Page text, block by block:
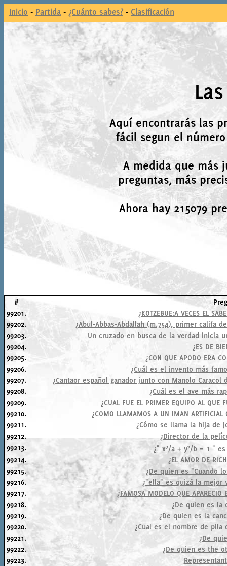
Inicio - Partida - ¿Cuánto sabes? - Clasificación
Aquí encontrarás las
fácil segun el
A medida que más
preguntas, más
Ahora hay 215079
#
99201.
¿KOTZEBUE:A VECES EL
99202.
¿Abul-Abbas-Abdallah (m.754), primer califa
99203.
Un cruzado en busca de la verdad inicia
99204.
¿ES DE
99205.
¿CON QUE APODO ERA
99206.
¿Cuál es el invento más
99207.
¿Cantaor español ganador junto con Manolo
99208.
¿Cuál es el ave más
99209.
¿CUAL FUE EL PRIMER EQUIPO AL QUE
99210.
¿COMO LLAMAMOS A UN IMAN ARTIFICIAL
99211.
¿Cómo se llama la hija de
99212.
¿Director de la
99213.
¿" x²/a + y²/b = 1 "
99214.
¿EL AMOR DE
99215.
¿De quien es "Cuando
99216.
¿"ella" es quizá la mejor
99217.
¿FAMOSA MODELO QUE APARECIO
99218.
¿De quien es la
99219.
¿De quien es la
99220.
¿Cual es el nombre de pila
99221.
¿De
99222.
¿De quien es the
99223.